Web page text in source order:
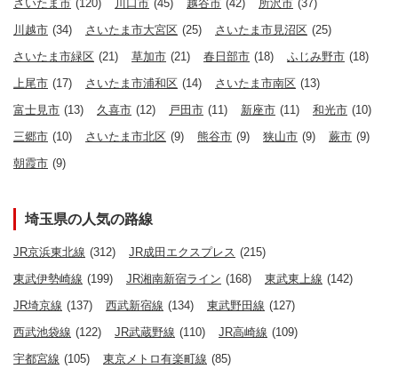
さいたま市 (120) 川口市 (45) 越谷市 (42) 所沢市 (37)
川越市 (34) さいたま市大宮区 (25) さいたま市見沼区 (25)
さいたま市緑区 (21) 草加市 (21) 春日部市 (18) ふじみ野市 (18)
上尾市 (17) さいたま市浦和区 (14) さいたま市南区 (13)
富士見市 (13) 久喜市 (12) 戸田市 (11) 新座市 (11) 和光市 (10)
三郷市 (10) さいたま市北区 (9) 熊谷市 (9) 狭山市 (9) 蕨市 (9)
朝霞市 (9)
埼玉県の人気の路線
JR京浜東北線 (312) JR成田エクスプレス (215)
東武伊勢崎線 (199) JR湘南新宿ライン (168) 東武東上線 (142)
JR埼京線 (137) 西武新宿線 (134) 東武野田線 (127)
西武池袋線 (122) JR武蔵野線 (110) JR高崎線 (109)
宇都宮線 (105) 東京メトロ有楽町線 (85)